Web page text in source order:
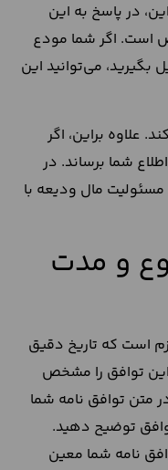
در پاسخ به این
است. اگر شما مودع
بگیرید، می‌توانید این
علاوه براین، اگر
شما برساند. در
مسئولیت مال ودیعه با
و مدت
است که تاریخ دقیق
توافق را مشخص
متن توافق نامه شما
توضیح دهید.
نامه شما معین